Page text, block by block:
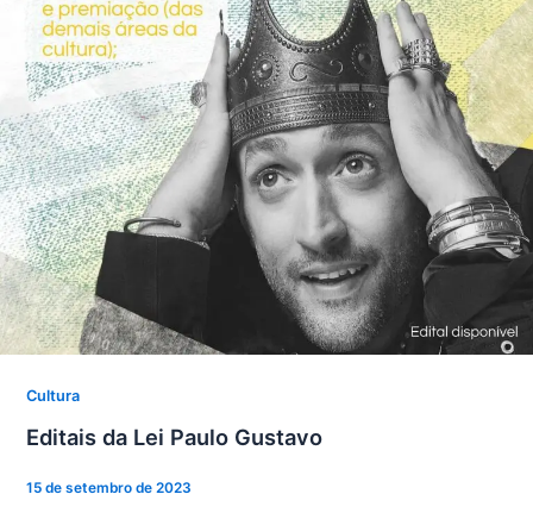
Cultura
Editais da Lei Paulo Gustavo
15 de setembro de 2023